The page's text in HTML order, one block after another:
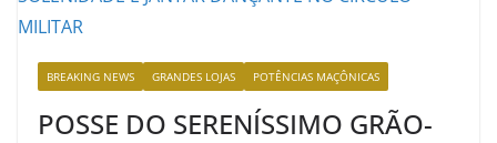
BREAKING NEWS GRANDES LOJAS POTÊNCIAS MAÇÔNICAS
POSSE DO SERENÍSSIMO GRÃO-